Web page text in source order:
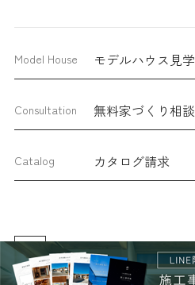
Model House モデルハウス見学
Consultation 無料家づくり相談
Catalog カタログ請求